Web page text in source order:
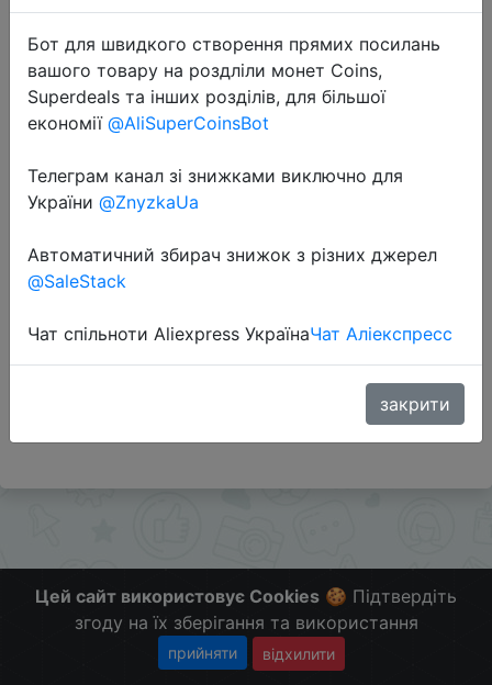
$269.99
Перейти до магазину
Додаткова інформація відсутня.
Слідкуйте за знижками на мобільному, в телеграм
Цей сайт використовує Cookies 🍪 Підтвердіть
згоду на їх зберігання та використання
прийняти відхилити
Бот для швидкого створення прямих посилань
вашого товару на роздліли монет Coins,
Superdeals та інших розділів, для більшої
економії @AliSuperCoinsBot
Телеграм канал зі знижками виключно для
України @ZnyzkaUa
Автоматичний збирач знижок з різних джерел
@SaleStack
Чат спільноти Aliexpress УкраїнаЧат Аліекспресс
закрити